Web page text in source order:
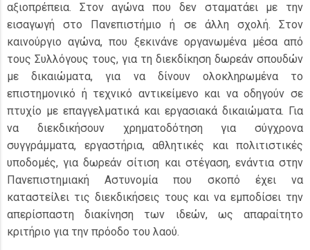
αξιοπρέπεια. Στον αγώνα που δεν σταματάει με την
εισαγωγή στο Πανεπιστήμιο ή σε άλλη σχολή. Στον
καινούργιο αγώνα, που ξεκινάνε οργανωμένα μέσα από
τους Συλλόγους τους, για τη διεκδίκηση δωρεάν σπουδών
με δικαιώματα, για να δίνουν ολοκληρωμένα το
επιστημονικό ή τεχνικό αντικείμενο και να οδηγούν σε
πτυχίο με επαγγελματικά και εργασιακά δικαιώματα. Για
να διεκδικήσουν χρηματοδότηση για σύγχρονα
συγγράμματα, εργαστήρια, αθλητικές και πολιτιστικές
υποδομές, για δωρεάν σίτιση και στέγαση, ενάντια στην
Πανεπιστημιακή Αστυνομία που σκοπό έχει να
καταστείλει τις διεκδικήσεις τους και να εμποδίσει την
απερίσπαστη διακίνηση των ιδεών, ως απαραίτητο
κριτήριο για την πρόοδο του λαού.